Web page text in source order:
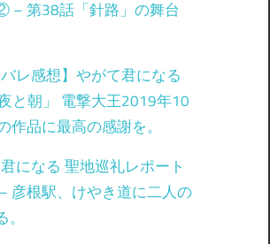
– 第38話「針路」の舞台
バレ感想】やがて君になる
と朝」 電撃大王2019年10
作品に最高の感謝を。
になる 聖地巡礼レポート
彦根駅、けやき道に二人の